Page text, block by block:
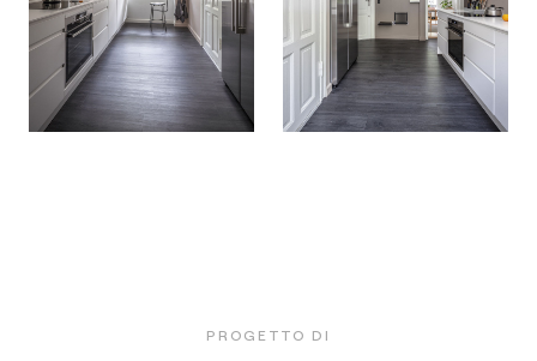
PROGETTO DI